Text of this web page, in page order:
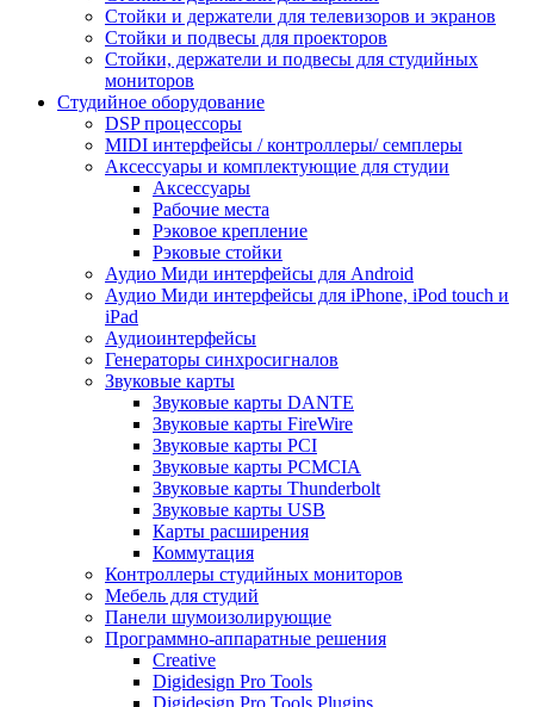
Стойки и держатели для телевизоров и экранов
Стойки и подвесы для проекторов
Стойки, держатели и подвесы для студийных
мониторов
Студийное оборудование
DSP процессоры
MIDI интерфейсы / контроллеры/ семплеры
Аксессуары и комплектующие для студии
Аксессуары
Рабочие места
Рэковое крепление
Рэковые стойки
Аудио Миди интерфейсы для Android
Аудио Миди интерфейсы для iPhone, iPod touch и
iPad
Аудиоинтерфейсы
Генераторы синхросигналов
Звуковые карты
Звуковые карты DANTE
Звуковые карты FireWire
Звуковые карты PCI
Звуковые карты PCMCIA
Звуковые карты Thunderbolt
Звуковые карты USB
Карты расширения
Коммутация
Контроллеры студийных мониторов
Мебель для студий
Панели шумоизолирующие
Программно-аппаратные решения
Creative
Digidesign Pro Tools
Digidesign Pro Tools Plugins